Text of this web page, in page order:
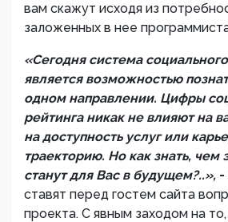
вам скажут исходя из
заложенных в нее
«Сегодня система
является возможностью
одном направлении. Цифры
рейтинга никак не влияют на
на доступность услуг или
траекторию. Но как знать, чем
станут для Вас в будущем?..», -
ставят перед гостем сайта
проекта. С явным заходом на